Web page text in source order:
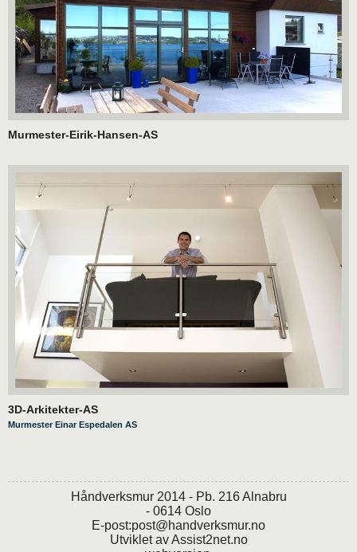
Murmester-Eirik-Hansen-AS
3D-Arkitekter-AS
Murmester Einar Espedalen AS
Håndverksmur 2014 - Pb. 216 Alnabru
- 0614 Oslo
E-post:post@handverksmur.no
Utviklet avAssist2net.no